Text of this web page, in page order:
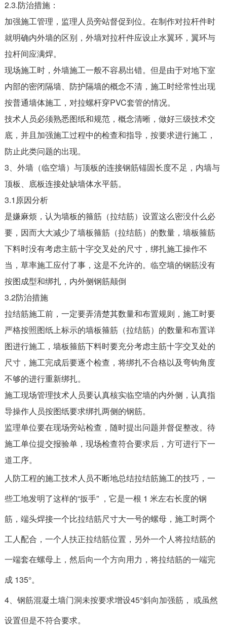
2.3.防治措施：
加强施工管理，监理人员旁站督促到位。在制作对拉杆件时
就明确内外墙的区别，外墙对拉杆件应设止水翼环，翼环与
拉杆间应满焊。
现场施工时，外墙施工一般不容易出错。但是由于对地下室
内部的密闭隔墙、防护隔墙的概念不清，施工时经常性出现
按普通墙体施工，对拉螺杆穿PVC套管的情况。
技术人员必须熟悉图纸和规范，概念清晰，做好三级技术交
底，并且加强施工过程中的检查和指导，按要求进行施工，
防止此类问题的出现。
3、外墙（临空墙）与顶板的连接钢筋锚固长度不足，内墙与
顶板、底板连接处缺墙体水平筋。
3.1原因分析
是嫌麻烦，认为墙板的箍筋（拉结筋）设置这么密没什么必
要，因而大大减少了墙板箍筋（拉结筋）的数量，墙板箍筋
下料时没有考虑主筋十字交叉处的尺寸，绑扎施工操作不
当，草率施工应付了事，这是不允许的。临空墙的钢筋没有
按图成型和绑扎，内外侧钢筋颠倒
3.2防治措施
拉结筋施工前，一定要弄清楚其数量和布置规则，施工时要
严格按照图纸上标示的墙板箍筋（拉结筋）的数量和布置详
图进行施工，墙板箍筋下料时要充分考虑主筋十字交叉处的
尺寸，施工完成后要逐个检查，将绑扎不合格以及弯钩角度
不够的进行重新绑扎。
施工现场管理技术人员要认真核实临空墙的内外侧，认真指
导操作人员按图纸要求绑扎两侧的钢筋。
监理单位要在现场旁站检查，随时提出问题并督促整改。待
施工单位提交报验单，现场检查符合要求后，方可进行下一
道工序。
人防工程的施工技术人员不断地总结拉结筋施工的技巧，一
些工地发明了这样的“扳手” ，它是一根 1 米左右长度的钢
筋，端头焊接一个比拉结筋尺寸大一号的螺母，施工时两个
工人配合，一个人扶正拉结筋位置，另外一个人将拉结筋的
一端套在螺母上，然后向一个方向用力，将拉结筋的一端完
成 135°。
4、钢筋混凝土墙门洞未按要求增设45°斜向加强筋， 或虽然
设置但是不符合要求。